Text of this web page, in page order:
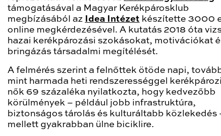
támogatásával a Magyar Kerékpárosklub
megbízásából az
Idea Intézet készítette 3000
online megkérdezésével. A kutatás 2018 óta
hazai kerékpározási szokásokat, motivációkat
bringázás társadalmi megítélését.
A felmérés szerint a felnőttek ötöde napi,
mint harmada heti rendszerességgel
nők 69 százaléka nyilatkozta, hogy kedvezőbb
körülmények – például jobb infrastruktúra,
biztonságos tárolás és kulturáltabb közlekedés
mellett gyakrabban ülne biciklire.